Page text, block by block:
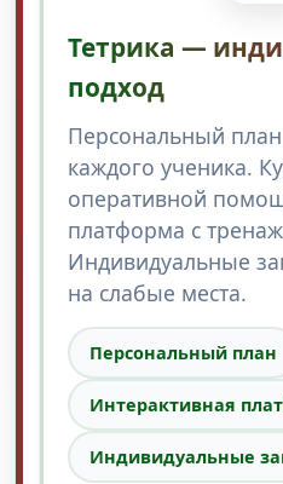
Тетрика —
подход
Персональный
каждого ученика.
оперативной
платформа с
Индивидуальные
на слабые места.
Персональный план
Интерактивная
Индивидуальные